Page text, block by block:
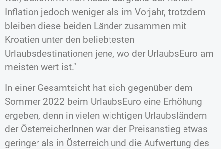
Inflation jedoch weniger als im Vorjahr, trotzdem
bleiben diese beiden Länder zusammen mit
Kroatien unter den beliebtesten
Urlaubsdestinationen jene, wo der UrlaubsEuro am
meisten wert ist.“
In einer Gesamtsicht hat sich gegenüber dem
Sommer 2022 beim UrlaubsEuro eine Erhöhung
ergeben, denn in vielen wichtigen Urlaubsländern
der ÖsterreicherInnen war der Preisanstieg etwas
geringer als in Österreich und die Aufwertung des